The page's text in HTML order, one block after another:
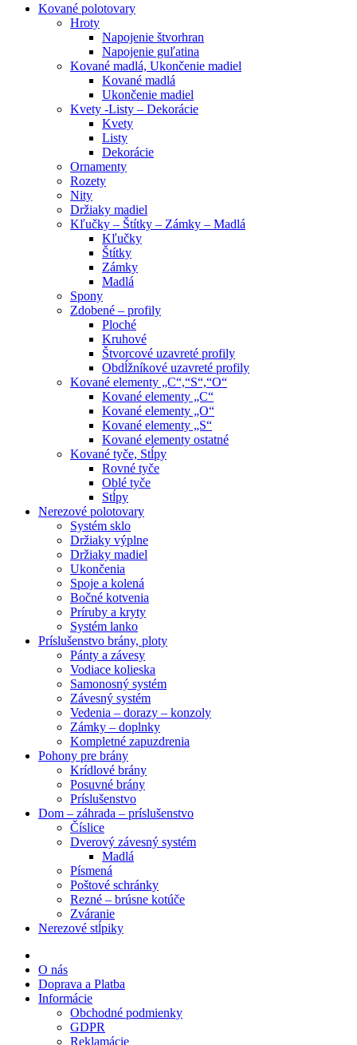
Kované polotovary
Hroty
Napojenie štvorhran
Napojenie guľatina
Kované madlá, Ukončenie madiel
Kované madlá
Ukončenie madiel
Kvety -Listy – Dekorácie
Kvety
Listy
Dekorácie
Ornamenty
Rozety
Nity
Držiaky madiel
Kľučky – Štítky – Zámky – Madlá
Kľučky
Štítky
Zámky
Madlá
Spony
Zdobené – profily
Ploché
Kruhové
Štvorcové uzavreté profily
Obdĺžníkové uzavreté profily
Kované elementy „C“,“S“,“O“
Kované elementy „C“
Kované elementy „O“
Kované elementy „S“
Kované elementy ostatné
Kované tyče, Stĺpy
Rovné tyče
Oblé tyče
Stĺpy
Nerezové polotovary
Systém sklo
Držiaky výplne
Držiaky madiel
Ukončenia
Spoje a kolená
Bočné kotvenia
Príruby a kryty
Systém lanko
Príslušenstvo brány, ploty
Pánty a závesy
Vodiace kolieska
Samonosný systém
Závesný systém
Vedenia – dorazy – konzoly
Zámky – doplnky
Kompletné zapuzdrenia
Pohony pre brány
Krídlové brány
Posuvné brány
Príslušenstvo
Dom – záhrada – príslušenstvo
Číslice
Dverový závesný systém
Madlá
Písmená
Poštové schránky
Rezné – brúsne kotúče
Zváranie
Nerezové stĺpiky
O nás
Doprava a Platba
Informácie
Obchodné podmienky
GDPR
Reklamácie